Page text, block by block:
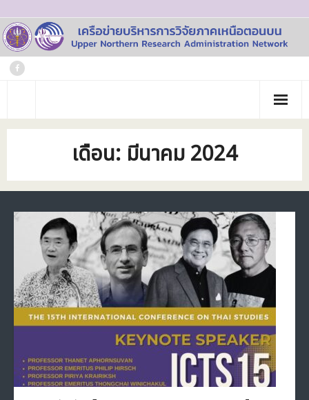
Skip
to
content
หน้าแรก
เกี่ยวกับเรา
- คณะทำงาน
- บุคลากร
- สถาบันสมาชิก
- ภารกิจเครือข่าย
- CE
- Privacy Policy
ภาพกิจกรรม
วารสาร
ข้อมูลโครงการวิจัย
ติดต่อเรา
เดือน: มีนาคม 2024